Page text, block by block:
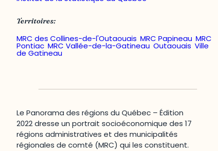
Territoires:
MRC des Collines-de-l'Outaouais ,MRC Papineau ,MRC
Pontiac ,MRC Vallée-de-la-Gatineau ,Outaouais ,Ville
de Gatineau
Le Panorama des régions du Québec – Édition
2022 dresse un portrait socioéconomique des 17
régions administratives et des municipalités
régionales de comté (MRC) qui les constituent.